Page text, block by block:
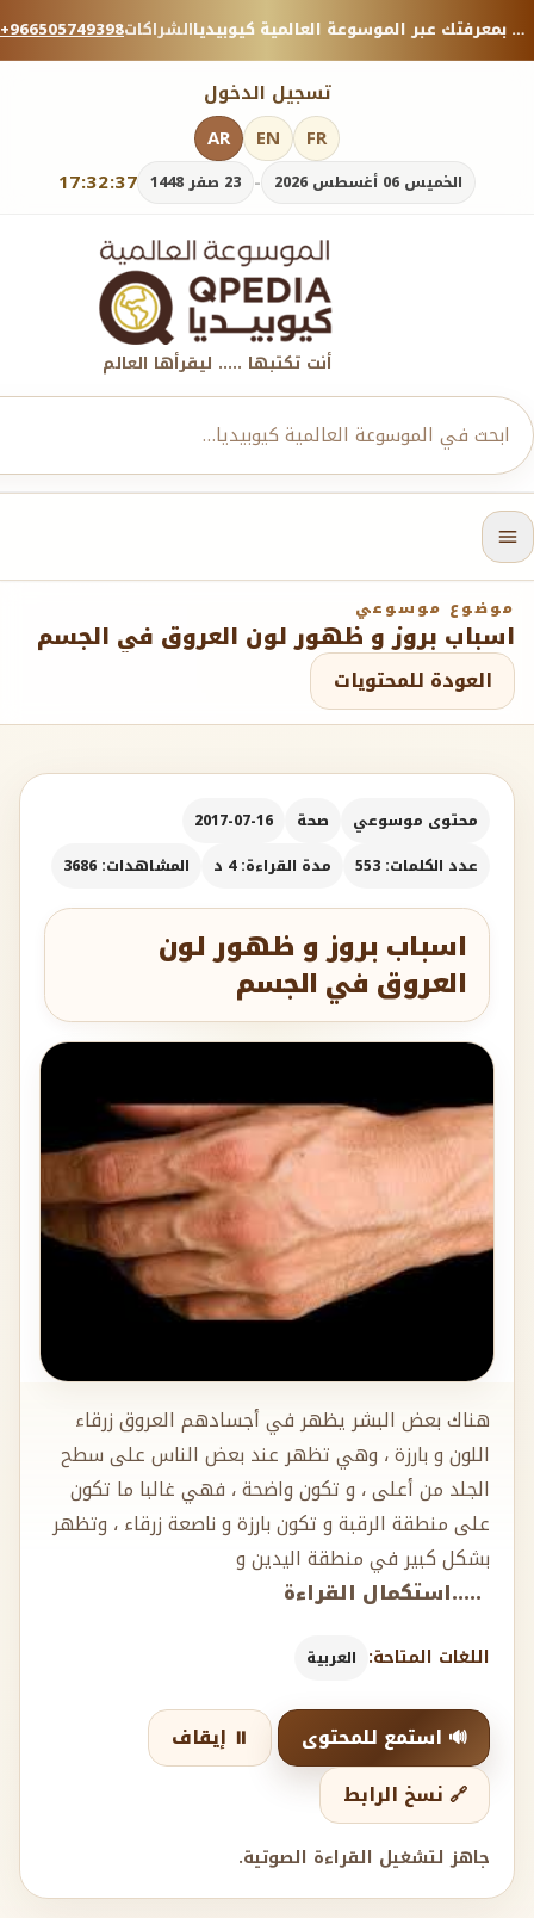
+966505749398الشراكات منصة معرفية موثوقة — شارك بمعرفتك عبر الموسوعة العالمية كيوبيديا.
تسجيل الدخول
17:32:38 الخميس 06 أغسطس 2026 - 23 صفر 1448
AR EN FR
أنت تكتبها ..... ليقرأها العالم
موضوع موسوعي
اسباب بروز و ظهور لون العروق في الجسم
العودة للمحتويات
محتوى موسوعي صحة
2017-07-16
عدد الكلمات: 553
مدة القراءة: 4 د المشاهدات: 3686
اسباب بروز و ظهور لون
العروق في الجسم
هناك بعض البشر يظهر في أجسادهم العروق زرقاء
اللون و بارزة ، وهي تظهر عند بعض الناس على سطح
الجلد من أعلى ، و تكون واضحة ، فهي غالبا ما تكون
على منطقة الرقبة و تكون بارزة و ناصعة زرقاء ، وتظهر
بشكل كبير في منطقة اليدين و
.....استكمال القراءة
اللغات المتاحة: العربية
🔊 استمع للمحتوى
⏸️ إيقاف
🔗 نسخ الرابط
جاهز لتشغيل القراءة الصوتية.